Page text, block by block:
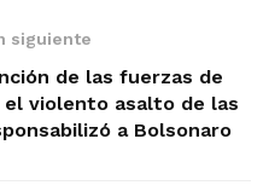
siguiente
de las fuerzas de
violento asalto de las
a Bolsonaro